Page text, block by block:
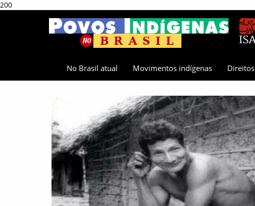
200
No Brasil atual Movimentos indígenas Direitos